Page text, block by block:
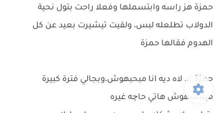
حمزة هز راسه وابتسملها وفعلا راحت بتول نحية
الدولاب تطلعله لبس، ولقيت تيشيرت بعيد عن كل
الهدوم فقالها حمزة
حمزة.... لاه ديه انا مبحبهوش،وبجالي فترة كبيرة
مبلبسهوش هاتي حاچه غيره